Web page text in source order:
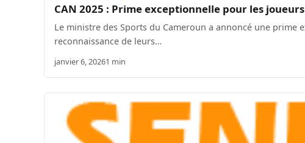
CAN 2025 : Prime exceptionnelle pour les
Le ministre des Sports du Cameroun a annoncé une
reconnaissance de leurs…
janvier 6, 20261 min